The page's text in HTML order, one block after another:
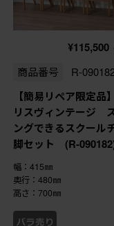
¥115,500
商品番号 R-
【簡易リペア限定
リスヴィンテージ
ングできるスクール
脚セット (R-
幅：415㎜
奥行：480㎜
高さ：700㎜